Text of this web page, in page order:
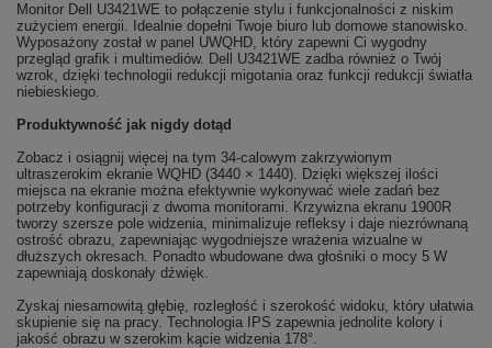
Monitor Dell U3421WE to połączenie stylu i funkcjonalności z niskim
zużyciem energii. Idealnie dopełni Twoje biuro lub domowe stanowisko.
Wyposażony został w panel UWQHD, który zapewni Ci wygodny
przegląd grafik i multimediów. Dell U3421WE zadba również o Twój
wzrok, dzięki technologii redukcji migotania oraz funkcji redukcji światła
niebieskiego.
Produktywność jak nigdy dotąd
Zobacz i osiągnij więcej na tym 34-calowym zakrzywionym
ultraszerokim ekranie WQHD (3440 × 1440). Dzięki większej ilości
miejsca na ekranie można efektywnie wykonywać wiele zadań bez
potrzeby konfiguracji z dwoma monitorami. Krzywizna ekranu 1900R
tworzy szersze pole widzenia, minimalizuje refleksy i daje niezrównaną
ostrość obrazu, zapewniając wygodniejsze wrażenia wizualne w
dłuższych okresach. Ponadto wbudowane dwa głośniki o mocy 5 W
zapewniają doskonały dźwięk.
Zyskaj niesamowitą głębię, rozległość i szerokość widoku, który ułatwia
skupienie się na pracy. Technologia IPS zapewnia jednolite kolory i
jakość obrazu w szerokim kącie widzenia 178°.